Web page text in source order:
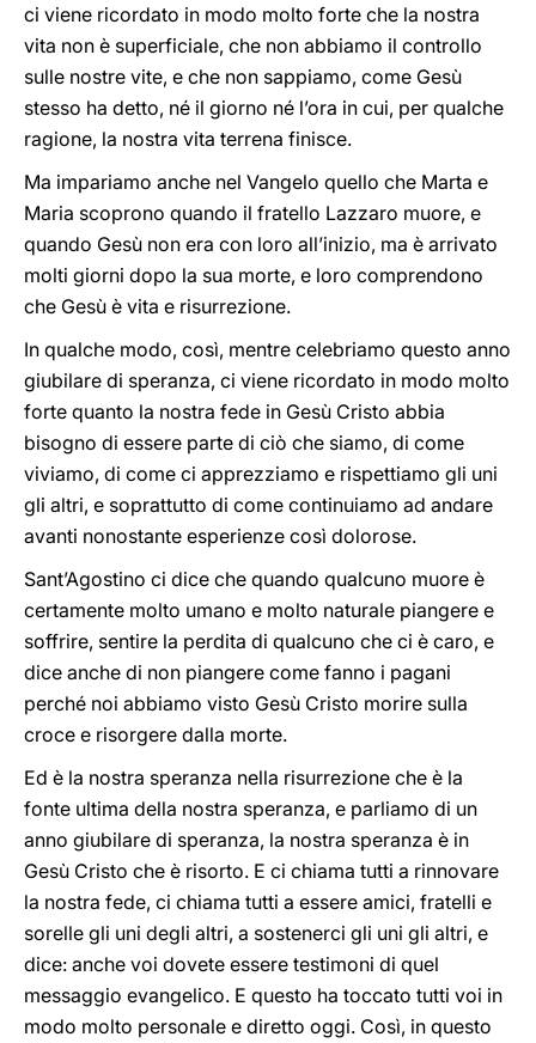
ci viene ricordato in modo molto forte che la nostra
vita non è superficiale, che non abbiamo il controllo
sulle nostre vite, e che non sappiamo, come Gesù
stesso ha detto, né il giorno né l’ora in cui, per qualche
ragione, la nostra vita terrena finisce.
Ma impariamo anche nel Vangelo quello che Marta e
Maria scoprono quando il fratello Lazzaro muore, e
quando Gesù non era con loro all’inizio, ma è arrivato
molti giorni dopo la sua morte, e loro comprendono
che Gesù è vita e risurrezione.
In qualche modo, così, mentre celebriamo questo anno
giubilare di speranza, ci viene ricordato in modo molto
forte quanto la nostra fede in Gesù Cristo abbia
bisogno di essere parte di ciò che siamo, di come
viviamo, di come ci apprezziamo e rispettiamo gli uni
gli altri, e soprattutto di come continuiamo ad andare
avanti nonostante esperienze così dolorose.
Sant’Agostino ci dice che quando qualcuno muore è
certamente molto umano e molto naturale piangere e
soffrire, sentire la perdita di qualcuno che ci è caro, e
dice anche di non piangere come fanno i pagani
perché noi abbiamo visto Gesù Cristo morire sulla
croce e risorgere dalla morte.
Ed è la nostra speranza nella risurrezione che è la
fonte ultima della nostra speranza, e parliamo di un
anno giubilare di speranza, la nostra speranza è in
Gesù Cristo che è risorto. E ci chiama tutti a rinnovare
la nostra fede, ci chiama tutti a essere amici, fratelli e
sorelle gli uni degli altri, a sostenerci gli uni gli altri, e
dice: anche voi dovete essere testimoni di quel
messaggio evangelico. E questo ha toccato tutti voi in
modo molto personale e diretto oggi. Così, in questo